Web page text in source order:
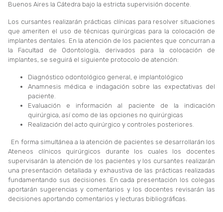
Buenos Aires la Cátedra bajo la estricta supervisión docente.
Los cursantes realizarán prácticas clínicas para resolver situaciones
que ameriten el uso de técnicas quirúrgicas para la colocación de
implantes dentales. En la atención de los pacientes que concurran a
la Facultad de Odontología, derivados para la colocación de
implantes, se seguirá el siguiente protocolo de atención:
Diagnóstico odontológico general, e implantológico
Anamnesis médica e indagación sobre las expectativas del
paciente.
Evaluación e información al paciente de la indicación
quirúrgica, así como de las opciones no quirúrgicas
Realización del acto quirúrgico y controles posteriores.
En forma simultánea a la atención de pacientes se desarrollarán los
Ateneos clínicos quirúrgicos durante los cuales los docentes
supervisarán la atención de los pacientes y los cursantes realizarán
una presentación detallada y exhaustiva de las prácticas realizadas
fundamentando sus decisiones. En cada presentación los colegas
aportarán sugerencias y comentarios y los docentes revisarán las
decisiones aportando comentarios y lecturas bibliográficas.